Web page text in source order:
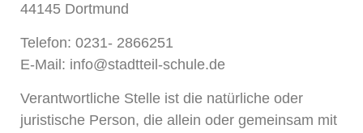
44145 Dortmund
Telefon: 0231- 2866251
E-Mail: info@stadtteil-schule.de
Verantwortliche Stelle ist die natürliche oder
juristische Person, die allein oder gemeinsam mit